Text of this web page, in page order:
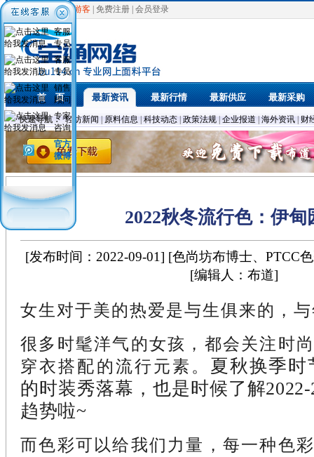
欢迎光临，游客 免费注册 会员登录
首 页 最新资讯 最新行情 最新供应 最新采购
快速导航： 轻纺新闻 原料信息 科技动态 政策法规 企业报道 海外资讯 财
2022秋冬流行色：伊甸
[发布时间：2022-09-01] [色尚坊布博士、PTCC
[编辑人：布道]
女生对于美的热爱是与生俱来的，
很多时髦洋气的女孩，都会关注时
穿衣搭配的流行元素。 夏秋换季时
的时装秀落幕，也是时候了解
趋势啦~
而色彩可以给我们力量，每一种色
客服
专员
客服
专员
销售
顾问
专家
咨询
官方
微博